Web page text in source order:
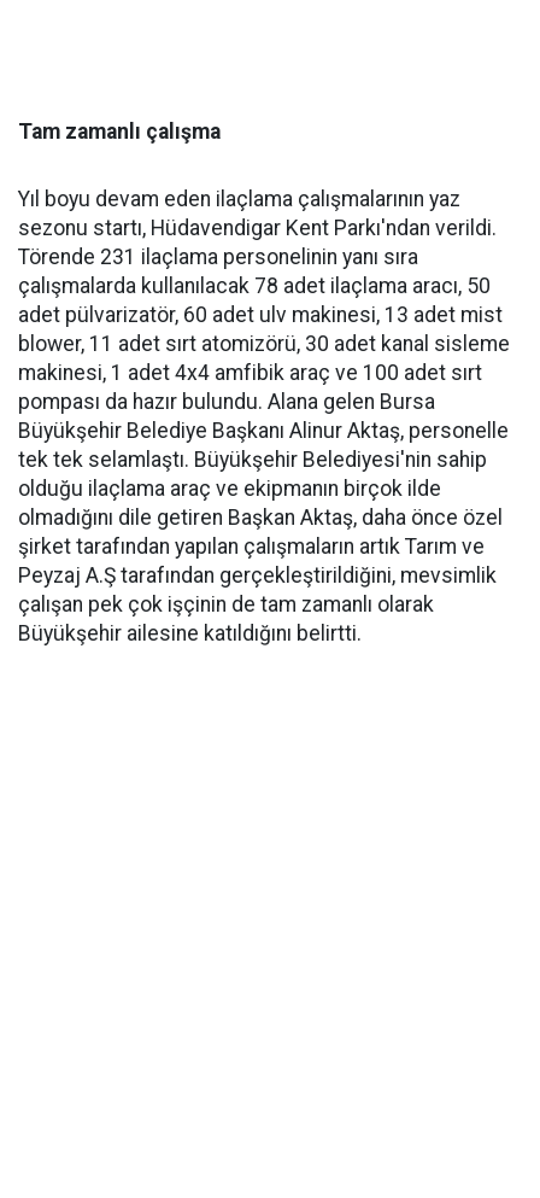
Tam zamanlı çalışma
Yıl boyu devam eden ilaçlama çalışmalarının yaz
sezonu startı, Hüdavendigar Kent Parkı'ndan verildi.
Törende 231 ilaçlama personelinin yanı sıra
çalışmalarda kullanılacak 78 adet ilaçlama aracı, 50
adet pülvarizatör, 60 adet ulv makinesi, 13 adet mist
blower, 11 adet sırt atomizörü, 30 adet kanal sisleme
makinesi, 1 adet 4x4 amfibik araç ve 100 adet sırt
pompası da hazır bulundu. Alana gelen Bursa
Büyükşehir Belediye Başkanı Alinur Aktaş, personelle
tek tek selamlaştı. Büyükşehir Belediyesi'nin sahip
olduğu ilaçlama araç ve ekipmanın birçok ilde
olmadığını dile getiren Başkan Aktaş, daha önce özel
şirket tarafından yapılan çalışmaların artık Tarım ve
Peyzaj A.Ş tarafından gerçekleştirildiğini, mevsimlik
çalışan pek çok işçinin de tam zamanlı olarak
Büyükşehir ailesine katıldığını belirtti.